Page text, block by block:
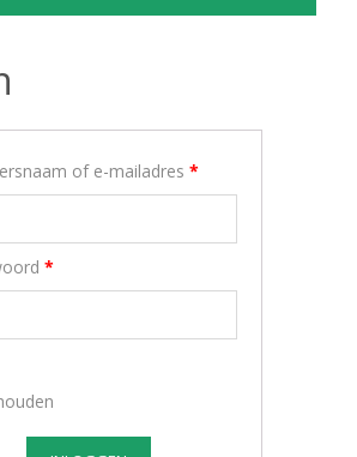
of e-mailadres *
*